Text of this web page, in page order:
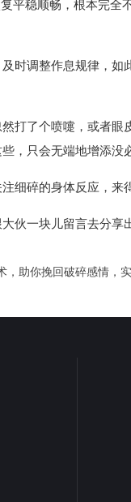
平稳顺畅，根本完全
时调整作息规律，如
打了个喷嚏，或者眼
，只会无端地增添没
细碎的身体反应，来
伙一块儿留言去分享
，助你挽回破碎感情，